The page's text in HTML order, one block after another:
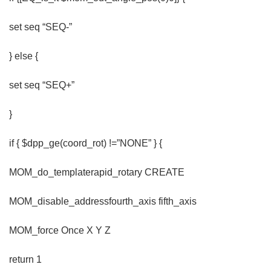
set seq “SEQ-”
} else {
set seq “SEQ+”
}
if { $dpp_ge(coord_rot) !=”NONE” } {
MOM_do_templaterapid_rotary CREATE
MOM_disable_addressfourth_axis fifth_axis
MOM_force Once X Y Z
return 1